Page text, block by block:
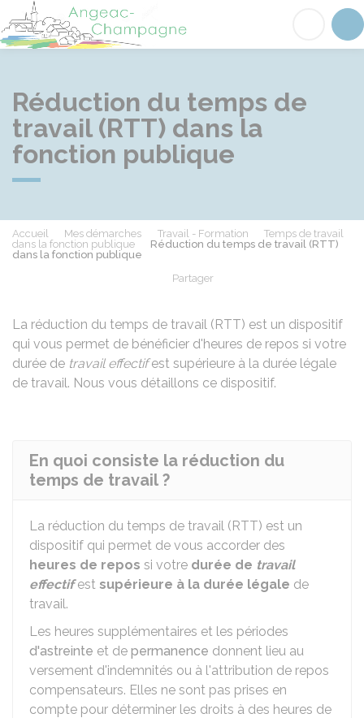
Angeac-Champagne
Réduction du temps de
travail (RTT) dans la
fonction publique
Accueil Mes démarches Travail - Formation
Temps de travail
dans la fonction publique
Réduction du temps de travail (RTT)
dans la fonction publique
Partager
La réduction du temps de travail (RTT) est un dispositif
qui vous permet de bénéficier d'heures de repos si votre
durée de travail effectifest supérieure à la durée légale
de travail. Nous vous détaillons ce dispositif.
En quoi consiste la réduction du
temps de travail ?
La réduction du temps de travail (RTT) est un
dispositif qui permet de vous accorder des
heures de repos si votre durée de travail
effectifest supérieure à la durée légale de
travail.
Les heures supplémentaires et les périodes
d'astreinte et de permanence donnent lieu au
versement d'indemnités ou à l'attribution de repos
compensateurs. Elles ne sont pas prises en
compte pour déterminer les droits à des heures de